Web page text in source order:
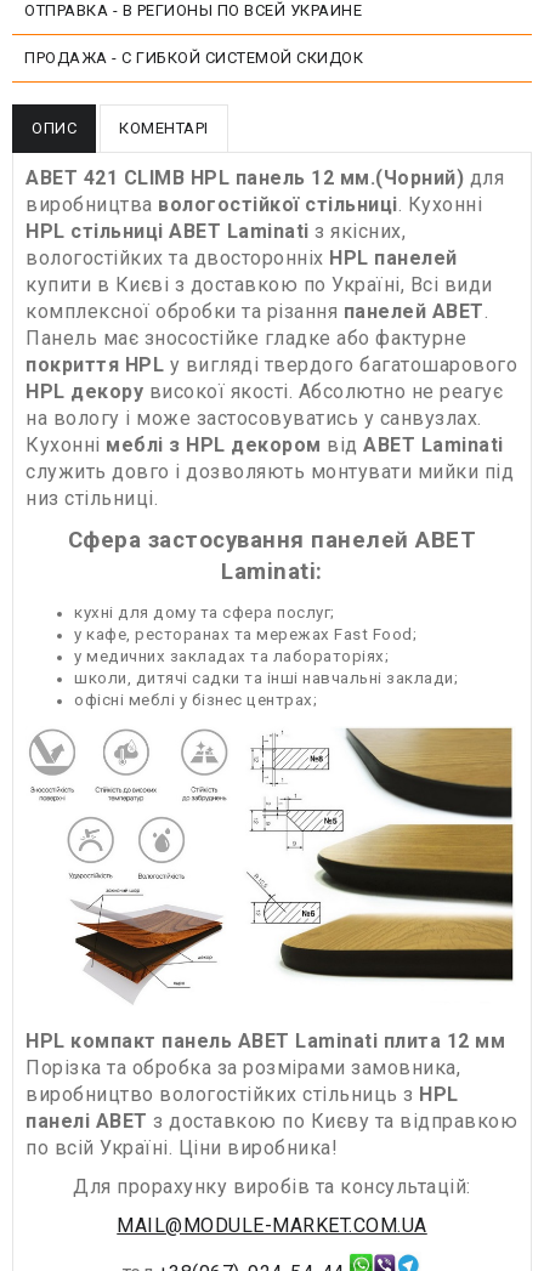
ОТПРАВКА - В РЕГИОНЫ ПО ВСЕЙ УКРАИНЕ
ПРОДАЖА - С ГИБКОЙ СИСТЕМОЙ СКИДОК
ОПИС КОМЕНТАРІ
ABET 421 CLIMB HPL панель 12 мм.(Чорний) для
виробництва вологостійкої стільниці. Кухонні
HPL стільниці ABET Laminati з якісних,
вологостійких та двосторонніх HPL панелей
купити в Києві з доставкою по Україні, Всі види
комплексної обробки та різання панелей ABET.
Панель має зносостійке гладке або фактурне
покриття HPL у вигляді твердого багатошарового
HPL декору високої якості. Абсолютно не реагує
на вологу і може застосовуватись у санвузлах.
Кухонні меблі з HPL декором від ABET Laminati
служить довго і дозволяють монтувати мийки під
низ стільниці.
Сфера застосування панелей ABET
Laminati:
кухні для дому та сфера послуг;
у кафе, ресторанах та мережах Fast Food;
у медичних закладах та лабораторіях;
школи, дитячі садки та інші навчальні заклади;
офісні меблі у бізнес центрах;
HPL компакт панель ABET Laminati плита 12 мм
Порізка та обробка за розмірами замовника,
виробництво вологостійких стільниць з HPL
панелі ABET з доставкою по Києву та відправкою
по всій Україні. Ціни виробника!
Для прорахунку виробів та консультацій:
MAIL@MODULE-MARKET.COM.UA